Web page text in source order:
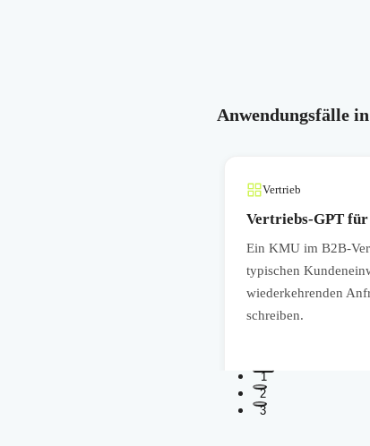
Anwendungsfälle
Vertrieb
Vertriebs-GPT für
Ein KMU im B2B-
typischen
wiederkehrenden
schreiben.
1
2
3